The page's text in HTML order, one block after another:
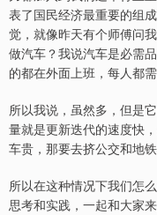
表了国民经济最重要的组
觉，就像昨天有个师傅问
做汽车？我说汽车是必需
的都在外面上班，每人都需
所以我说，虽然多，但是
量就是更新迭代的速度快
车贵，那要去挤公交和地铁
所以在这种情况下我们怎
思考和实践，一起和大家